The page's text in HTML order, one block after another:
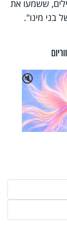
ששמעו את
בני מינו".
🔇